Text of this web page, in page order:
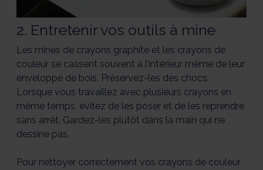
2. Entretenir vos outils à mine
Les mines de crayons graphite et les crayons de
couleur se cassent souvent à l’intérieur même de leur
enveloppe de bois. Préservez-les des chocs.
Lorsque vous travaillez avec plusieurs crayons en
même temps, évitez de les poser et de les reprendre
sans arrêt. Gardez-les plutôt dans la main qui ne
dessine pas.
Pour nettoyer correctement vos crayons de couleur